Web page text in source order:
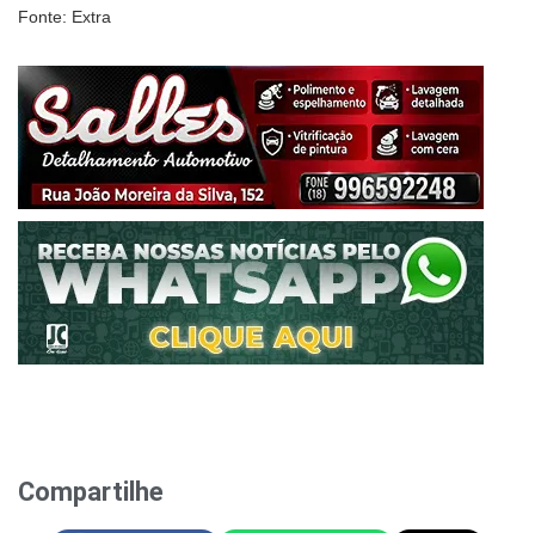
Fonte: Extra
Compartilhe